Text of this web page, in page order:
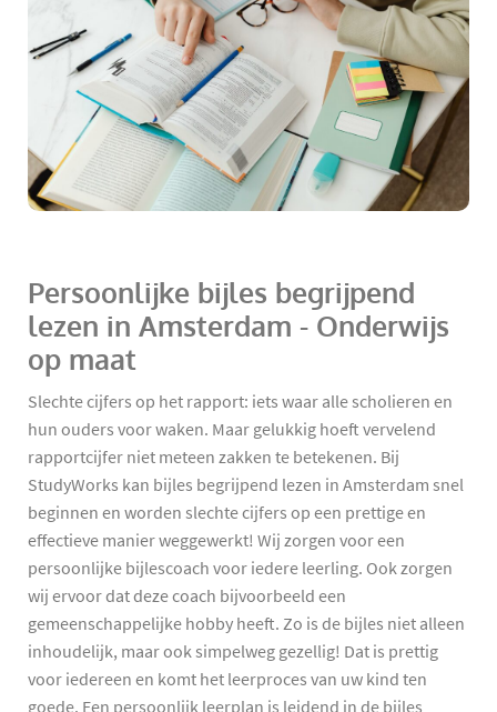
Persoonlijke bijles begrijpend
lezen in Amsterdam - Onderwijs
op maat
Slechte cijfers op het rapport: iets waar alle scholieren en
hun ouders voor waken. Maar gelukkig hoeft vervelend
rapportcijfer niet meteen zakken te betekenen. Bij
StudyWorks kan bijles begrijpend lezen in Amsterdam snel
beginnen en worden slechte cijfers op een prettige en
effectieve manier weggewerkt! Wij zorgen voor een
persoonlijke bijlescoach voor iedere leerling. Ook zorgen
wij ervoor dat deze coach bijvoorbeeld een
gemeenschappelijke hobby heeft. Zo is de bijles niet alleen
inhoudelijk, maar ook simpelweg gezellig! Dat is prettig
voor iedereen en komt het leerproces van uw kind ten
goede. Een persoonlijk leerplan is leidend in de bijles